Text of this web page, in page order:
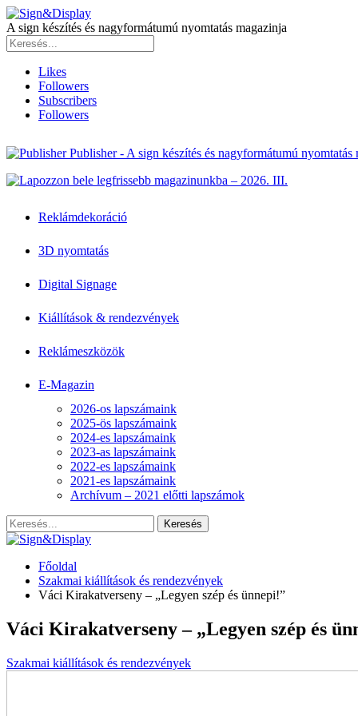
A sign készítés és nagyformátumú nyomtatás magazinja
Likes
Followers
Subscribers
Followers
Publisher - A sign készítés és nagyformátumú nyomtatás
Reklámdekoráció
3D nyomtatás
Digital Signage
Kiállítások & rendezvények
Reklámeszközök
E-Magazin
2026-os lapszámaink
2025-ös lapszámaink
2024-es lapszámaink
2023-as lapszámaink
2022-es lapszámaink
2021-es lapszámaink
Archívum – 2021 előtti lapszámok
Főoldal
Szakmai kiállítások és rendezvények
Váci Kirakatverseny – „Legyen szép és ünnepi!”
Váci Kirakatverseny – „Legyen szép és
Szakmai kiállítások és rendezvények